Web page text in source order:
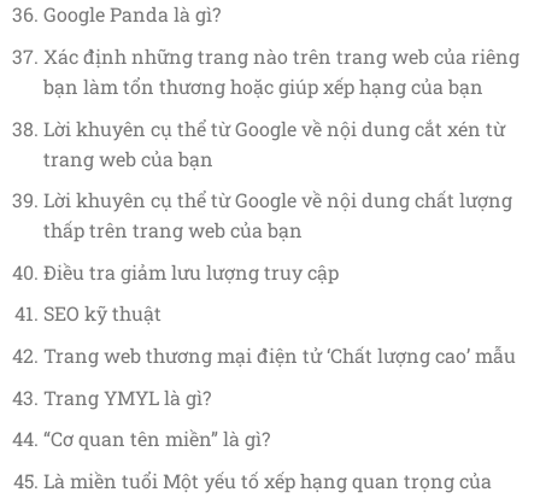
Google Panda là gì?
Xác định những trang nào trên trang web của riêng
bạn làm tổn thương hoặc giúp xếp hạng của bạn
Lời khuyên cụ thể từ Google về nội dung cắt xén từ
trang web của bạn
Lời khuyên cụ thể từ Google về nội dung chất lượng
thấp trên trang web của bạn
Điều tra giảm lưu lượng truy cập
SEO kỹ thuật
Trang web thương mại điện tử ‘Chất lượng cao’ mẫu
Trang YMYL là gì?
“Cơ quan tên miền” là gì?
Là miền tuổi Một yếu tố xếp hạng quan trọng của